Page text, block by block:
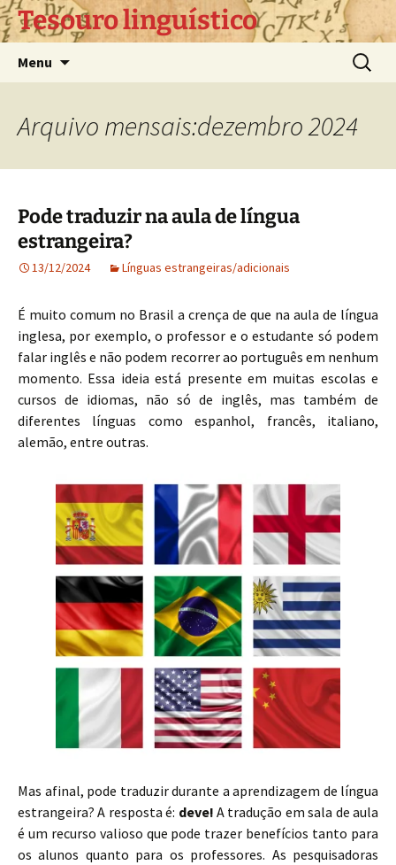
Pular
paraTesouro linguístico
Menu
por:
Arquivo mensais:dezembro 2024
Pode traduzir na aula de língua
estrangeira?
13/12/2024 Línguas estrangeiras/adicionais
É muito comum no Brasil a crença de que na aula de língua
inglesa, por exemplo, o professor e o estudante só podem
falar inglês e não podem recorrer ao português em nenhum
momento. Essa ideia está presente em muitas escolas e
cursos de idiomas, não só de inglês, mas também de
diferentes línguas como espanhol, francês, italiano,
alemão, entre outras.
Mas afinal, pode traduzir durante a aprendizagem de língua
estrangeira? A resposta é: deve! A tradução em sala de aula
é um recurso valioso que pode trazer benefícios tanto para
os alunos quanto para os professores. As pesquisadoras